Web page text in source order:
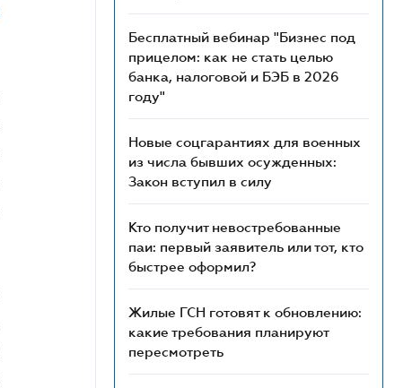
Бесплатный вебинар "Бизнес под
прицелом: как не стать целью
банка, налоговой и БЭБ в 2026
году"
Новые соцгарантиях для военных
из числа бывших осужденных:
Закон вступил в силу
Кто получит невостребованные
паи: первый заявитель или тот, кто
быстрее оформил?
Жилые ГСН готовят к обновлению:
какие требования планируют
пересмотреть